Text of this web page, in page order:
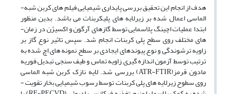
هدف از انجام این تحقیق بررسی پایداری شیمیایی فیلم­ های کربن شبه­
الماسی اعمال شده بر زیرلایه­ های پلی­کربنات می باشد. بدین منظور
ابتدا عملیات اچینگ پلاسمایی توسط گازهای آرگون و اکسیژن در زمان­
های مختلف روی سطح پلی­ کربنات انجام شد. سپس تاثیر نوع گاز بر
زاویه ترشوندگی و نوع پیوندهای ایجادی بر سطح نمونه­ های اچ شده به
ترتیب توسط آزمون اندازه­ گیری زاویه تماس و طیف­ سنجی تبدیل فوریه
مادون­ قرمز(ATR-FTIR) بررسی شد. لایه نازک کربن شبه­ الماسی
روی سطوح زیرلایه­ های پلی­ کربنات توسط رسوب­ شیمیایی بخار تقویت ­